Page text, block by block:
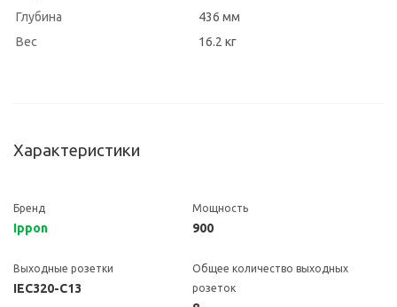
Глубина
436 мм
Вес
16.2 кг
Характеристики
Бренд
Ippon
Мощность
900
Выходные розетки
IEC320-C13
Общее количество выходных
розеток